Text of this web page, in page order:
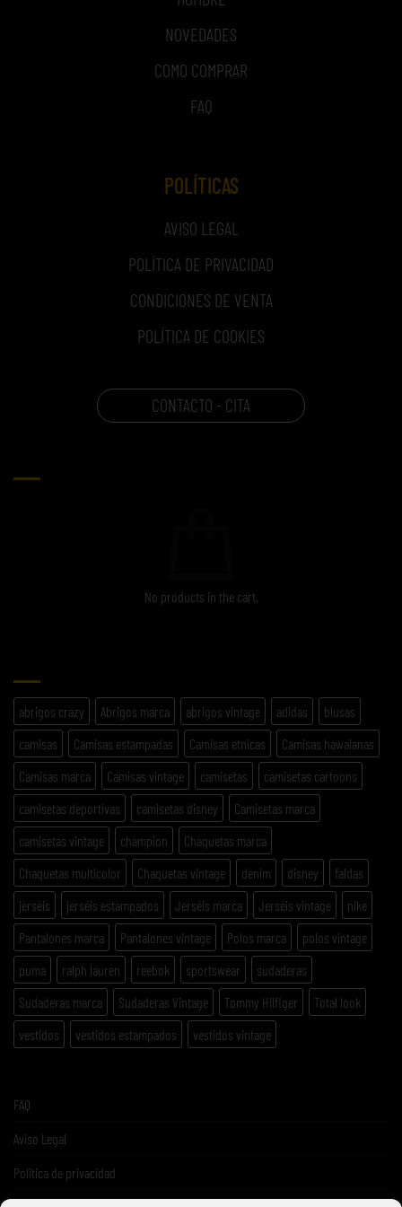
NOVEDADES
COMO COMPRAR
FAQ
POLÍTICAS
AVISO LEGAL
POLÍTICA DE PRIVACIDAD
CONDICIONES DE VENTA
POLÍTICA DE COOKIES
CONTACTO - CITA
No products in the cart.
abrigos crazy Abrigos marca abrigos vintage adidas
blusas
camisas
Camisas estampadas Camisas etnicas
Camisas hawaianas
Camisas marca
Camisas vintage camisetas
camisetas cartoons
camisetas deportivas
camisetas disney
Camisetas marca
camisetas vintage
champion
Chaquetas marca
Chaquetas multicolor
Chaquetas vintage denim disney
faldas
jerséis
jerséis estampados Jerséis marca Jerséis vintage
nike
Pantalones marca
Pantalones vintage Polos marca
polos vintage
puma
ralph lauren reebok sportswear
sudaderas
Sudaderas marca
Sudaderas Vintage Tommy Hilfiger
Total look
vestidos
vestidos estampados vestidos vintage
FAQ
Aviso Legal
Politica de privacidad